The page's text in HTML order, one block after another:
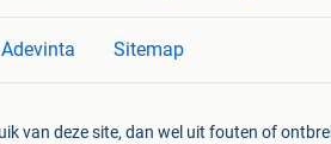
Adevinta Sitemap
van deze site, dan wel uit fouten of